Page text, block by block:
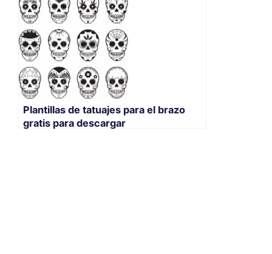
Plantillas de tatuajes para el brazo
gratis para descargar